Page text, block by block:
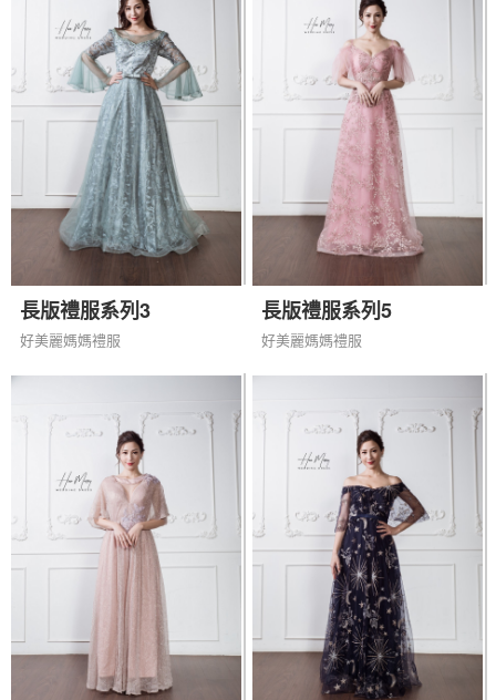
長版禮服系列3
好美麗媽媽禮服
長版禮服系列5
好美麗媽媽禮服